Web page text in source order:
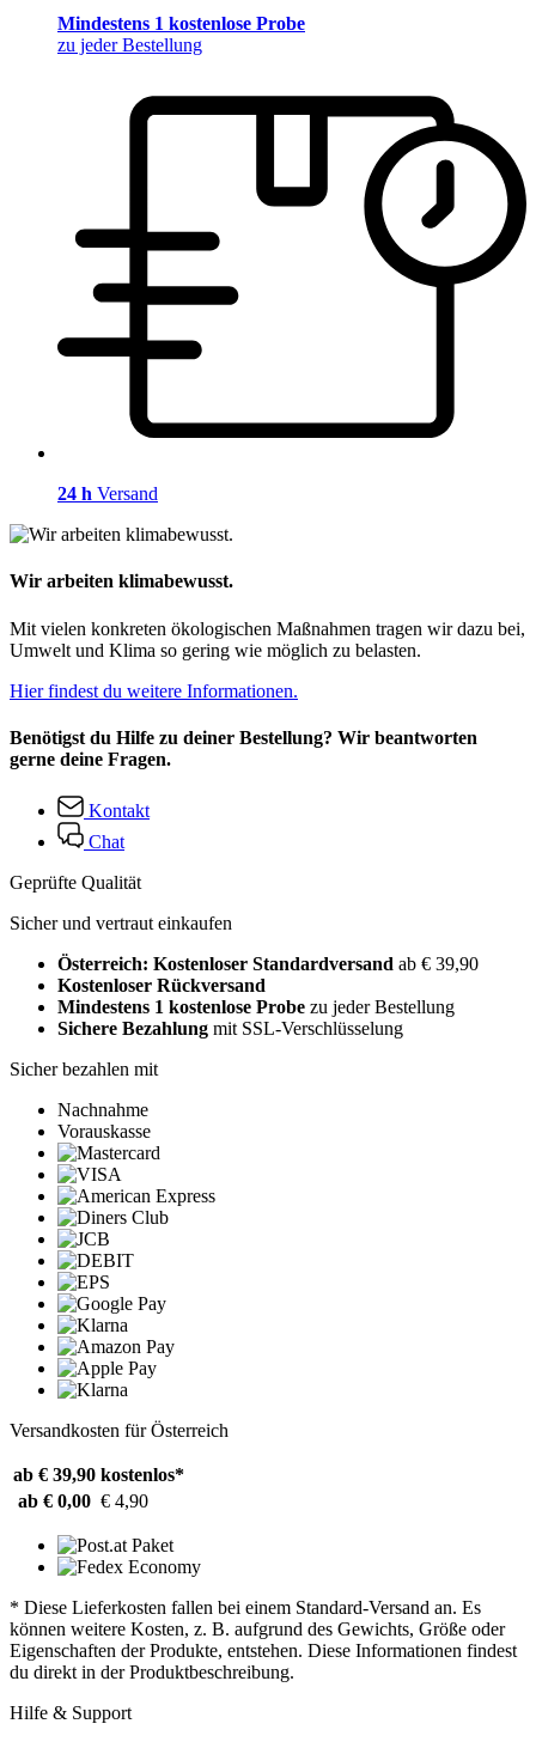
Mindestens 1 kostenlose Probe
zu jeder Bestellung
24 h Versand
Wir arbeiten klimabewusst.
Mit vielen konkreten ökologischen Maßnahmen tragen wir dazu bei,
Umwelt und Klima so gering wie möglich zu belasten.
Hier findest du weitere Informationen.
Benötigst du Hilfe zu deiner Bestellung? Wir beantworten
gerne deine Fragen.
Kontakt
Chat
Geprüfte Qualität
Sicher und vertraut einkaufen
Österreich: Kostenloser Standardversand ab € 39,90
Kostenloser Rückversand
Mindestens 1 kostenlose Probe zu jeder Bestellung
Sichere Bezahlung mit SSL-Verschlüsselung
Sicher bezahlen mit
Nachnahme
Vorauskasse
Versandkosten für Österreich
ab € 39,90 kostenlos*
ab € 0,00 € 4,90
* Diese Lieferkosten fallen bei einem Standard-Versand an. Es
können weitere Kosten, z. B. aufgrund des Gewichts, Größe oder
Eigenschaften der Produkte, entstehen. Diese Informationen findest
du direkt in der Produktbeschreibung.
Hilfe & Support